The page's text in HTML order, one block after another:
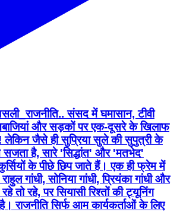
संसद में घमासान, टीवी
और सड़कों पर एक-दूसरे के खिलाफ
लेकिन जैसे ही सुप्रिया सुले की सुपुत्री के
सजता है, सारे 'सिद्धांत' और 'मतभेद'
के पीछे छिप जाते हैं। एक ही फ्रेम में
गांधी, सोनिया गांधी, प्रियंका गांधी और
तो रहे, पर सियासी रिश्तों की ट्यूनिंग
राजनीति सिर्फ आम कार्यकर्ताओं के लिए